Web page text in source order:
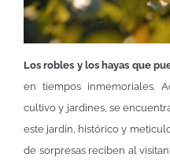
Los robles y los hayas que
en tiempos inmemoriales.
cultivo y jardines, se
este jardín, histórico y
de sorpresas reciben al